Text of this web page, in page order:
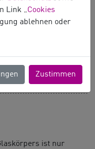
Dies wird
der Laserstrahlen
zusätzlich gibt es
ist nur
Link „Cookies
ablehnen oder
Zustimmen